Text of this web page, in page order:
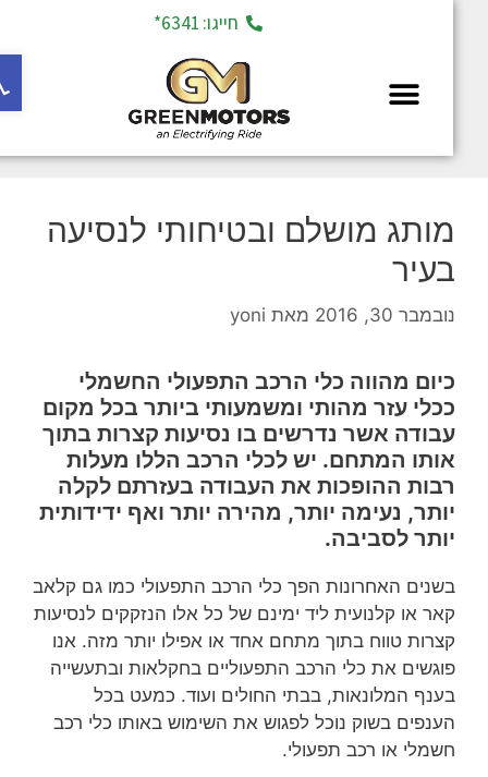
חייגו: 6341*
מותג מושלם ובטיחותי לנסיעה
בעיר
נובמבר 30, 2016 מאתyoni
כיום מהווה כלי הרכב התפעולי החשמלי
ככלי עזר מהותי ומשמעותי ביותר בכל מקום
עבודה אשר נדרשים בו נסיעות קצרות בתוך
אותו המתחם. יש לכלי הרכב הללו מעלות
רבות ההופכות את העבודה בעזרתם לקלה
יותר, נעימה יותר, מהירה יותר ואף ידידותית
יותר לסביבה.
בשנים האחרונות הפך כלי הרכב התפעולי כמו גם קלאב
קאר או קלנועית ליד ימינם של כל אלו הנזקקים לנסיעות
קצרות טווח בתוך מתחם אחד או אפילו יותר מזה. אנו
פוגשים את כלי הרכב התפעוליים בחקלאות ובתעשייה
בענף המלונאות, בבתי החולים ועוד. כמעט בכל
הענפים בשוק נוכל לפגוש את השימוש באותו כלי רכב
חשמלי או רכב תפעולי.